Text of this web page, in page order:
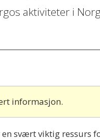
aktiviteter i
informasjon.
svært viktig ressurs